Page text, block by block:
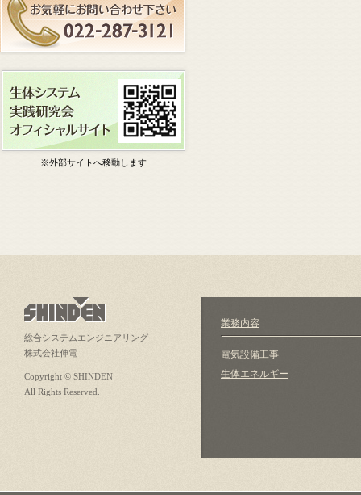
※外部サイトへ移動します
総合システムエンジニアリング
株式会社伸電
Copyright © SHINDEN
All Rights Reserved.
業務内容
電気設備工事
生体エネルギー